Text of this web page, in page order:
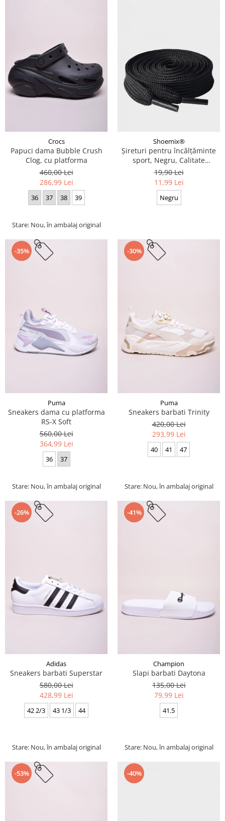
Crocs
Papuci dama Bubble Crush
Clog, cu platforma
460,00 Lei
286,99 Lei
36 37 38 39
Stare: Nou, în ambalaj original
Shoemix®
Șireturi pentru încălțăminte
sport, Negru, Calitate
premium, 110 cm x 0.8 cm
19,90 Lei
11,99 Lei
Negru
-35%
Puma
Sneakers dama cu platforma
RS-X Soft
560,00 Lei
364,99 Lei
36 37
Stare: Nou, în ambalaj original
-30%
Puma
Sneakers barbati Trinity
420,00 Lei
293,99 Lei
40 41 47
Stare: Nou, în ambalaj original
-26%
Adidas
Sneakers barbati Superstar
580,00 Lei
428,99 Lei
42 2/3 43 1/3 44
Stare: Nou, în ambalaj original
-41%
Champion
Slapi barbati Daytona
135,00 Lei
79,99 Lei
41.5
Stare: Nou, în ambalaj original
-53% -40%